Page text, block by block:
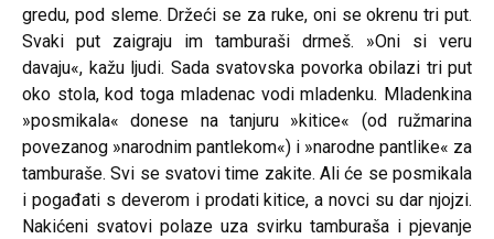
gredu, pod sleme. Držeći se za ruke, oni se okrenu tri put.
Svaki put zaigraju im tamburaši drmeš. »Oni si veru
davaju«, kažu ljudi. Sada svatovska povorka obilazi tri put
oko stola, kod toga mladenac vodi mladenku. Mladenkina
»posmikala« donese na tanjuru »kitice« (od ružmarina
povezanog »narodnim pantlekom«) i »narodne pantlike« za
tamburaše. Svi se svatovi time zakite. Ali će se posmikala
i pogađati s deverom i prodati kitice, a novci su dar njojzi.
Nakićeni svatovi polaze uza svirku tamburaša i pjevanje